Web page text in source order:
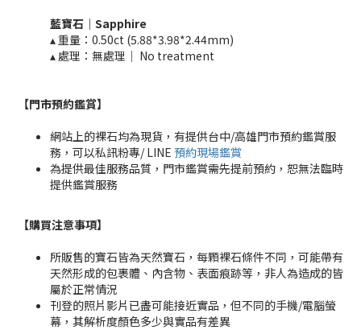
藍寶石 ｜ Sapphire
▴ 重量：0.50ct (5.88*3.98*2.44mm)​
▴ 處理：無處理｜ No treatment​​
【門市預約鑑賞】
網站上的裸石均為現貨，有提供台中/高雄門市預約鑑賞服
務，可以私訊粉專/ LINE 預約現場鑑賞
為提供最佳服務品質，門市鑑賞需先提前預約，恕無法臨時
提供鑑賞服務
【購買注意事項】
所販售的寶石皆為天然寶石，每顆裸石條件不同，可能帶有
天然形成的包裹體、內含物、表面痕跡等，非人為造成的皆
屬於正常情況
刊登的照片影片已盡可能接近實品，但不同的手機/電腦螢
幕，其解析度顏色多少與實品有差異